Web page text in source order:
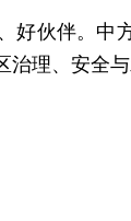
好伙伴。中
理、安全